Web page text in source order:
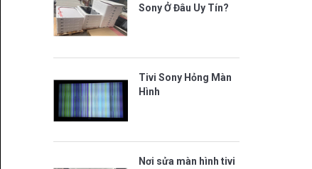
Sony Ở Đâu Uy Tín?
Tivi Sony Hỏng Màn
Hình
Nơi sửa màn hình tivi